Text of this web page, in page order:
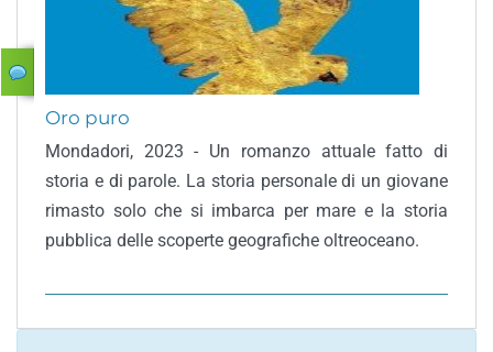
Oro puro
Mondadori, 2023 - Un romanzo attuale fatto di
storia e di parole. La storia personale di un giovane
rimasto solo che si imbarca per mare e la storia
pubblica delle scoperte geografiche oltreoceano.